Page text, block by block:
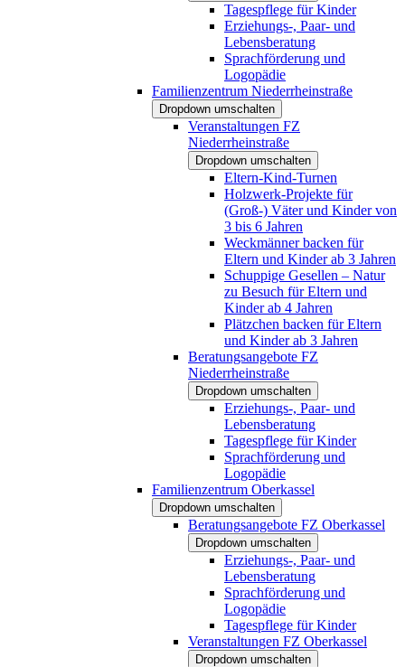
Tagespflege für Kinder
Erziehungs-, Paar- und
Lebensberatung
Sprachförderung und
Logopädie
Familienzentrum Niederrheinstraße
Dropdown umschalten
Veranstaltungen FZ
Niederrheinstraße
Dropdown umschalten
Eltern-Kind-Turnen
Holzwerk-Projekte für
(Groß-) Väter und Kinder von
3 bis 6 Jahren
Weckmänner backen für
Eltern und Kinder ab 3 Jahren
Schuppige Gesellen – Natur
zu Besuch für Eltern und
Kinder ab 4 Jahren
Plätzchen backen für Eltern
und Kinder ab 3 Jahren
Beratungsangebote FZ
Niederrheinstraße
Dropdown umschalten
Erziehungs-, Paar- und
Lebensberatung
Tagespflege für Kinder
Sprachförderung und
Logopädie
Familienzentrum Oberkassel
Dropdown umschalten
Beratungsangebote FZ Oberkassel
Dropdown umschalten
Erziehungs-, Paar- und
Lebensberatung
Sprachförderung und
Logopädie
Tagespflege für Kinder
Veranstaltungen FZ Oberkassel
Dropdown umschalten